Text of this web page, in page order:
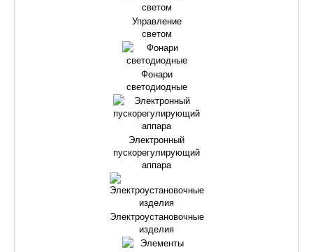
Управление
светом
Фонари
светодиодные
Электронный
пускорегулирующий
аппара
Электроустановочные
изделия